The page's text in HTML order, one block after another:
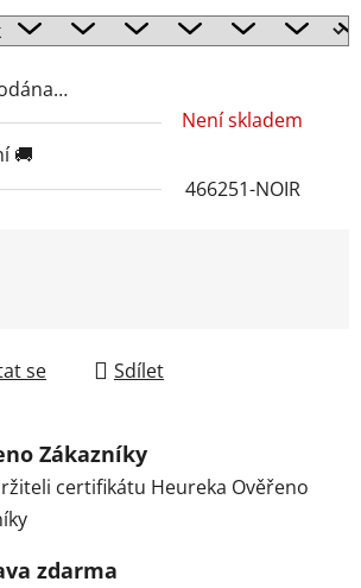
Není skladem
🚚
466251-NOIR
se Sdílet
Zákazníky
certifikátu Heureka Ověřeno
zdarma